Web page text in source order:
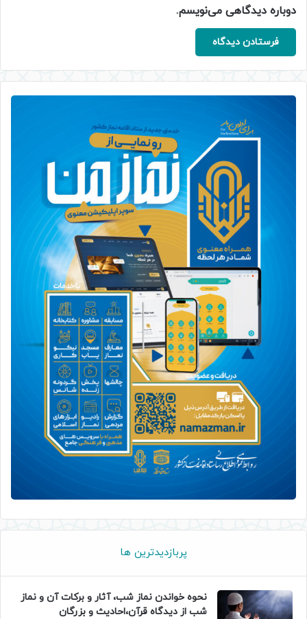
دوباره دیدگاهی می‌نویسم.
پربازدیدترین ها
نحوه خواندن نماز شب، آثار و برکات آن و نماز
شب از دیدگاه قرآن،احادیث و بزرگان